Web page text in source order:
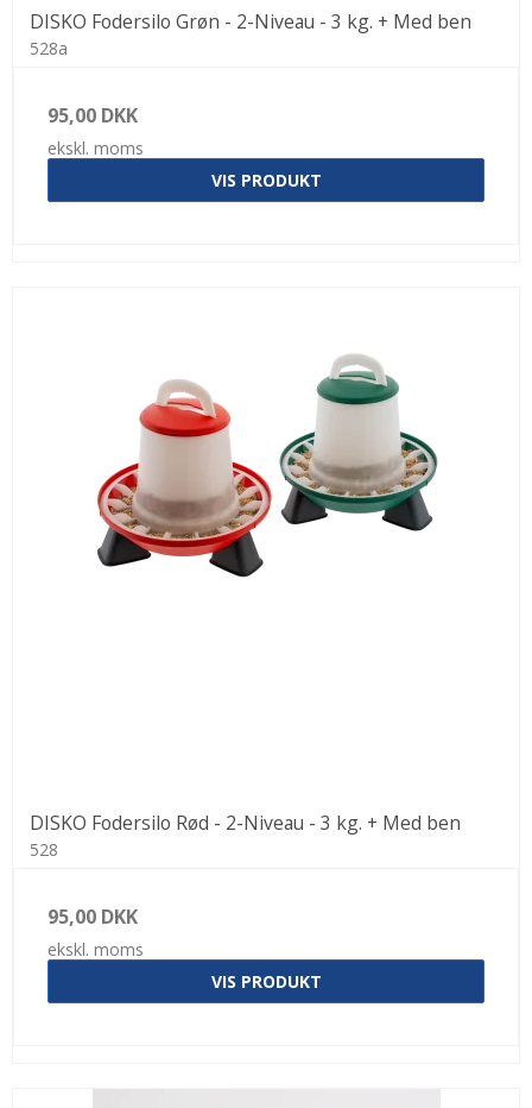
DISKO Fodersilo Grøn - 2-Niveau - 3 kg. + Med ben
528a
95,00 DKK
ekskl. moms
VIS PRODUKT
DISKO Fodersilo Rød - 2-Niveau - 3 kg. + Med ben
528
95,00 DKK
ekskl. moms
VIS PRODUKT